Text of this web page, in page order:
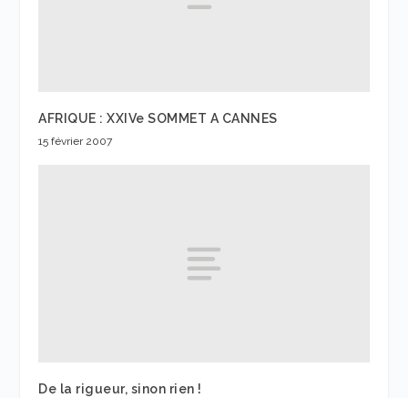
AFRIQUE : XXIVe SOMMET A CANNES
15 février 2007
De la rigueur, sinon rien !